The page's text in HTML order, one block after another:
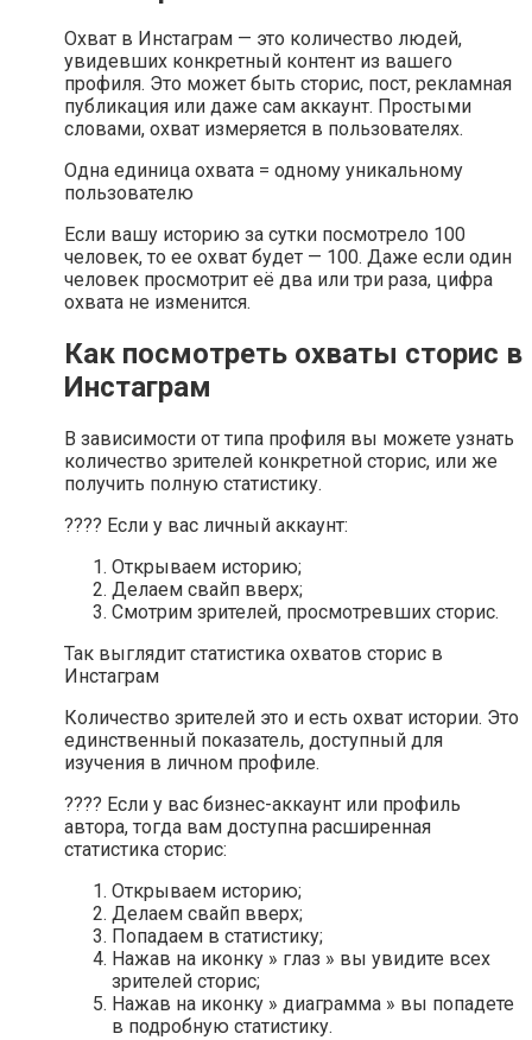
Охват в Инстаграм — это количество людей,
увидевших конкретный контент из вашего
профиля. Это может быть сторис, пост, рекламная
публикация или даже сам аккаунт. Простыми
словами, охват измеряется в пользователях.
Одна единица охвата = одному уникальному
пользователю
Если вашу историю за сутки посмотрело 100
человек, то ее охват будет — 100. Даже если один
человек просмотрит её два или три раза, цифра
охвата не изменится.
Как посмотреть охваты сторис в
Инстаграм
В зависимости от типа профиля вы можете узнать
количество зрителей конкретной сторис, или же
получить полную статистику.
???? Если у вас личный аккаунт:
Открываем историю;
Делаем свайп вверх;
Смотрим зрителей, просмотревших сторис.
Так выглядит статистика охватов сторис в
Инстаграм
Количество зрителей это и есть охват истории. Это
единственный показатель, доступный для
изучения в личном профиле.
???? Если у вас бизнес-аккаунт или профиль
автора, тогда вам доступна расширенная
статистика сторис:
Открываем историю;
Делаем свайп вверх;
Попадаем в статистику;
Нажав на иконку » глаз » вы увидите всех
зрителей сторис;
Нажав на иконку » диаграмма » вы попадете
в подробную статистику.